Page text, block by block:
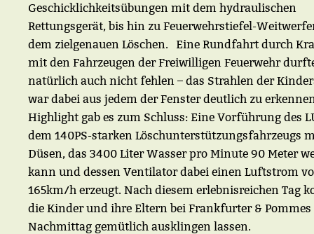
Geschicklichkeitsübungen mit dem hydraulischen
Rettungsgerät, bis hin zu Feuerwehrstiefel-
dem zielgenauen Löschen. Eine Rundfahrt durch
mit den Fahrzeugen der Freiwilligen Feuerwehr
natürlich auch nicht fehlen – das Strahlen der
war dabei aus jedem der Fenster deutlich zu
Highlight gab es zum Schluss: Eine Vorführung des
dem 140PS-starken Löschunterstützungsfahrzeugs
Düsen, das 3400 Liter Wasser pro Minute 90 Meter
kann und dessen Ventilator dabei einen Luftstrom
165km/h erzeugt. Nach diesem erlebnisreichen Tag
die Kinder und ihre Eltern bei Frankfurter & Pommes
Nachmittag gemütlich ausklingen lassen.